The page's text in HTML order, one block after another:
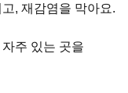
, 재감염을 막아요.
주 있는 곳을